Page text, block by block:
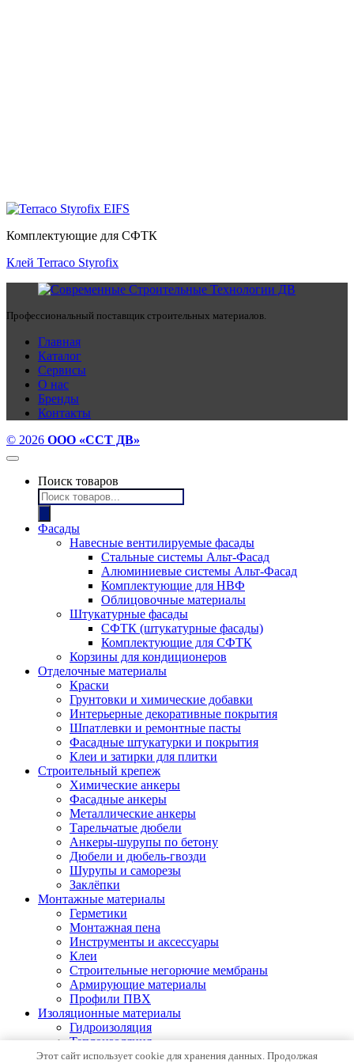
Комплектующие для СФТК
Клей Terraco Styrofix
Профессиональный поставщик строительных материалов.
Главная
Каталог
Сервисы
О нас
Бренды
Контакты
© 2026 ООО «ССТ ДВ»
Поиск товаров
Фасады
Навесные вентилируемые фасады
Стальные системы Альт-Фасад
Алюминиевые системы Альт-Фасад
Комплектующие для НВФ
Облицовочные материалы
Штукатурные фасады
СФТК (штукатурные фасады)
Комплектующие для СФТК
Корзины для кондиционеров
Отделочные материалы
Краски
Грунтовки и химические добавки
Интерьерные декоративные покрытия
Шпатлевки и ремонтные пасты
Фасадные штукатурки и покрытия
Клеи и затирки для плитки
Строительный крепеж
Химические анкеры
Фасадные анкеры
Металлические анкеры
Тарельчатые дюбели
Анкеры-шурупы по бетону
Дюбели и дюбель-гвозди
Шурупы и саморезы
Заклёпки
Монтажные материалы
Герметики
Монтажная пена
Инструменты и аксессуары
Клеи
Строительные негорючие мембраны
Армирующие материалы
Профили ПВХ
Изоляционные материалы
Гидроизоляция
Теплоизоляция
Защитные материалы
Этот сайт использует cookie для хранения данных. Продолжая